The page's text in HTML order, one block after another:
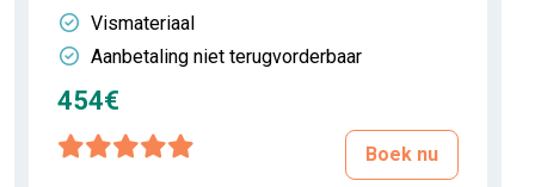
Vismateriaal
Aanbetaling niet terugvorderbaar
454€
Boek nu